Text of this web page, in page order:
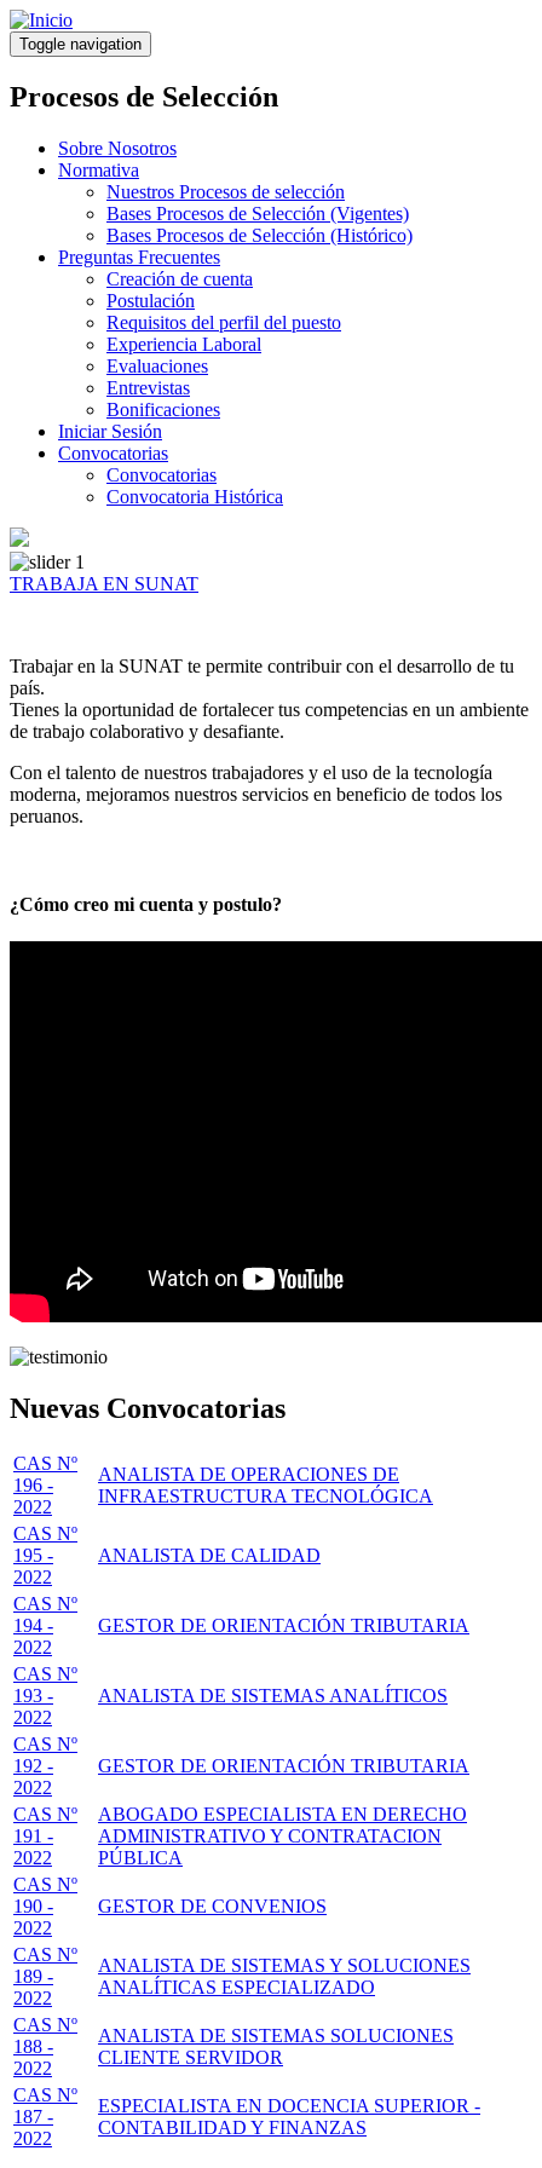
Pasar
al
contenido
principal
Toggle navigation
Procesos de Selección
Sobre Nosotros
Normativa
Nuestros Procesos de selección
Bases Procesos de Selección (Vigentes)
Bases Procesos de Selección (Histórico)
Preguntas Frecuentes
Creación de cuenta
Postulación
Requisitos del perfil del puesto
Experiencia Laboral
Evaluaciones
Entrevistas
Bonificaciones
Iniciar Sesión
Convocatorias
Convocatorias
Convocatoria Histórica
TRABAJA EN SUNAT
Trabajar en la SUNAT te permite contribuir con el desarrollo de tu
país.
Tienes la oportunidad de fortalecer tus competencias en un ambiente
de trabajo colaborativo y desafiante.
Con el talento de nuestros trabajadores y el uso de la tecnología
moderna, mejoramos nuestros servicios en beneficio de todos los
peruanos.
¿Cómo creo mi cuenta y postulo?
Nuevas Convocatorias
CAS Nº
196 -
2022
ANALISTA DE OPERACIONES DE
INFRAESTRUCTURA TECNOLÓGICA
CAS Nº
195 -
2022
ANALISTA DE CALIDAD
CAS Nº
194 -
2022
GESTOR DE ORIENTACIÓN TRIBUTARIA
CAS Nº
193 -
2022
ANALISTA DE SISTEMAS ANALÍTICOS
CAS Nº
192 -
2022
GESTOR DE ORIENTACIÓN TRIBUTARIA
CAS Nº
191 -
2022
ABOGADO ESPECIALISTA EN DERECHO
ADMINISTRATIVO Y CONTRATACION
PÚBLICA
CAS Nº
190 -
2022
GESTOR DE CONVENIOS
CAS Nº
189 -
2022
ANALISTA DE SISTEMAS Y SOLUCIONES
ANALÍTICAS ESPECIALIZADO
CAS Nº
188 -
2022
ANALISTA DE SISTEMAS SOLUCIONES
CLIENTE SERVIDOR
CAS Nº
187 -
2022
ESPECIALISTA EN DOCENCIA SUPERIOR -
CONTABILIDAD Y FINANZAS